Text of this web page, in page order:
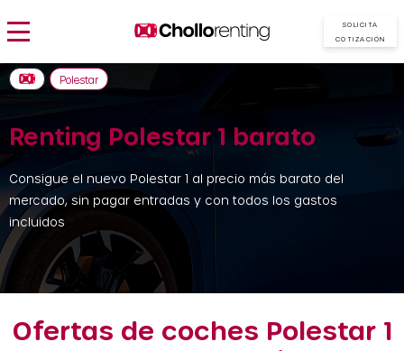
SOLICITA
COTIZACIÓN
Renting Polestar 1 barato
Consigue el nuevo Polestar 1 al precio más barato del
mercado, sin pagar entradas y con todos los gastos
incluidos
Polestar
Ofertas de coches Polestar 1